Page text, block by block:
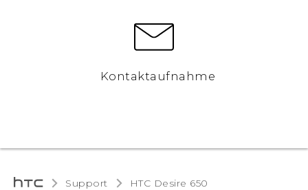
Kontaktaufnahme
Support HTC Desire 650‎